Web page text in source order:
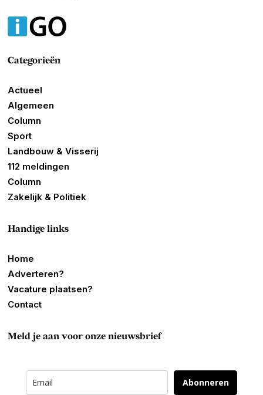
Categorieën
Actueel
Algemeen
Column
Sport
Landbouw & Visserij
112 meldingen
Column
Zakelijk & Politiek
Handige links
Home
Adverteren?
Vacature plaatsen?
Contact
Meld je aan voor onze nieuwsbrief
Abonneren